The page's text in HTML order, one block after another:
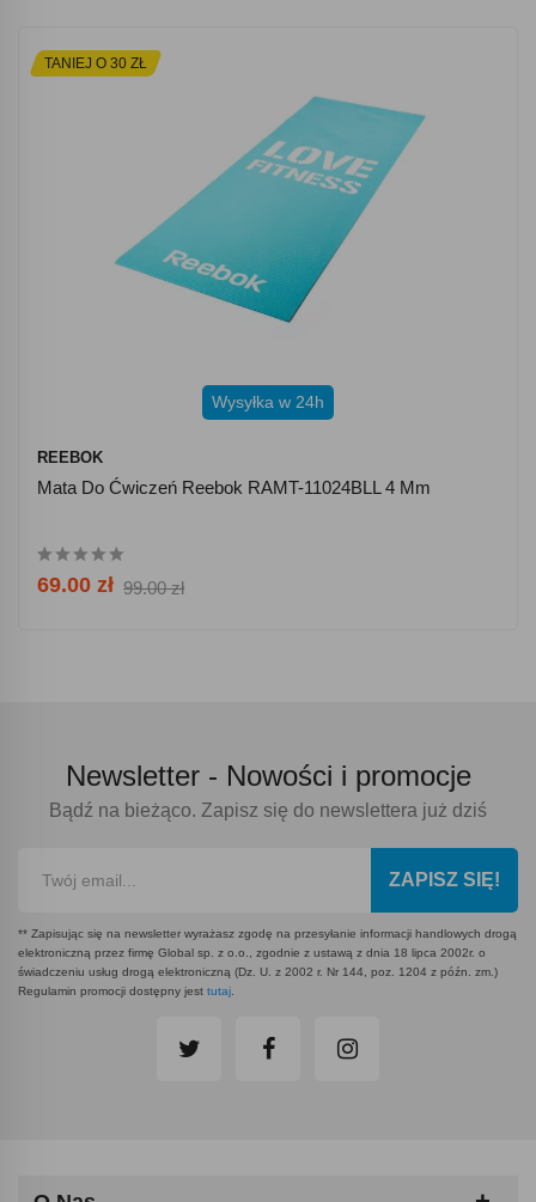
TANIEJ O 30 ZŁ
Wysyłka w 24h
REEBOK
Mata Do Ćwiczeń Reebok RAMT-11024BLL 4 Mm
69.00 zł 99.00 zł
Newsletter - Nowości i promocje
Bądź na bieżąco. Zapisz się do newslettera już dziś
ZAPISZ SIĘ!
** Zapisując się na newsletter wyrażasz zgodę na przesyłanie informacji handlowych drogą
elektroniczną przez firmę Global sp. z o.o., zgodnie z ustawą z dnia 18 lipca 2002r. o
świadczeniu usług drogą elektroniczną (Dz. U. z 2002 r. Nr 144, poz. 1204 z późn. zm.)
Regulamin promocji dostępny jest tutaj.